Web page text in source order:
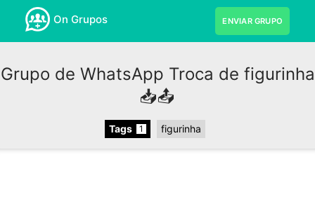
On Grupos ENVIAR GRUPO
Grupo de WhatsApp Troca de figurinha
📥📤
Tags 1 figurinha